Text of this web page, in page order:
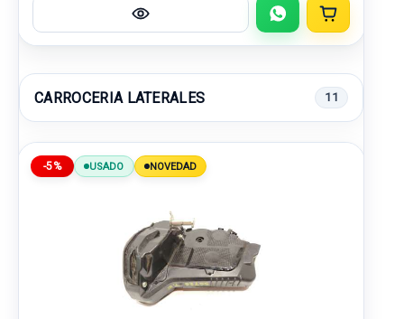
CARROCERIA LATERALES 11
-5% USADO NOVEDAD